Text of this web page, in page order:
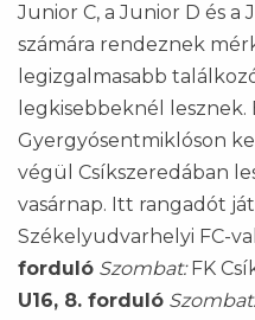
Junior C, a Junior D és
számára rendeznek
legizgalmasabb
legkisebbeknél
Gyergyósentmiklóson
végül Csíkszeredában
vasárnap. Itt rangadót
Székelyudvarhelyi FC-
forduló Szombat:FK
U16, 8. forduló Szombat: